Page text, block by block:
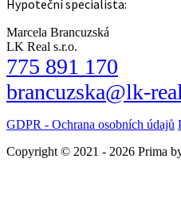
Hypoteční specialista:
Marcela Brancuzská
LK Real s.r.o.
775 891 170
brancuzska@lk-
GDPR - Ochrana osobních údajů
Copyright © 2021 - 2026 Prima